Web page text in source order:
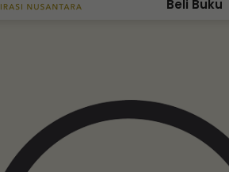
Beli Buku